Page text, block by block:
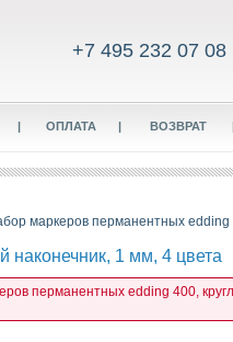
+7 495 232 07 08
| ОПЛАТА | ВОЗВРАТ
маркеров перманентных edding
наконечник, 1 мм, 4 цвета
перманентных edding 400,